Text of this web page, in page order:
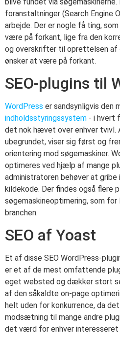
foranstaltninger (Search Engine
arbejde. Der er nogle få ting,
være på forkant, lige fra den
og overskrifter til oprettelsen af
ønsker at være på forkant.
SEO-plugins til
WordPress er sandsynligvis den
indholdsstyringssystem - i hvert
det nok hævet over enhver tvivl.
ubegrundet, viser sig først og
orientering mod søgemaskiner.
optimeres ved hjælp af mange
administratoren behøver at gribe
kildekode. Der findes også flere
søgemaskineoptimering, som
branchen.
SEO af Yoast
Et af disse SEO WordPress-
er et af de mest omfattende
eget websted og dækker stort
af den såkaldte on-page
helt uden for konkurrence, da
modsætning til mange andre
det værd for enhver interesseret